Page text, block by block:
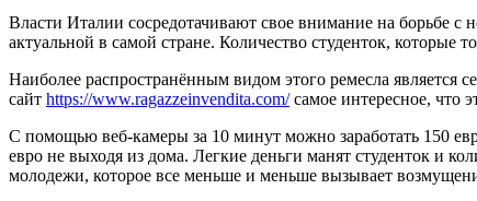
Власти Италии сосредотачивают свое внимание на борьбе
актуальной в самой стране. Количество студенток, которые
Наиболее распространённым видом этого ремесла является
сайт https://www.ragazzeinvendita.com/самое интересное, что
С помощью веб-камеры за 10 минут можно заработать 150
евро не выходя из дома. Легкие деньги манят студенток и
молодежи, которое все меньше и меньше вызывает